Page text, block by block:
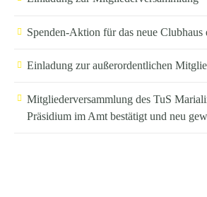
Spenden-Aktion für das neue Clubhaus
Einladung zur außerordentlichen
Mitgliederversammlung des TuS
Präsidium im Amt bestätigt und neu